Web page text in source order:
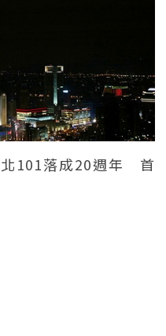
北101落成20週年 首